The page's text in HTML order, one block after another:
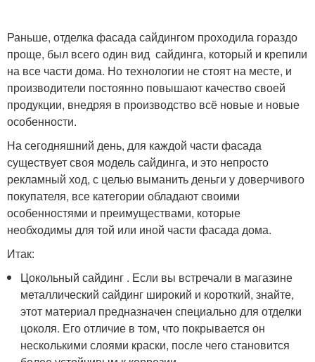
Раньше, отделка фасада сайдингом проходила гораздо
проще, был всего один вид сайдинга, который и крепили
на все части дома. Но технологии не стоят на месте, и
производители постоянно повышают качество своей
продукции, внедряя в производство всё новые и новые
особенности.
На сегодняшний день, для каждой части фасада
существует своя модель сайдинга, и это непросто
рекламный ход, с целью выманить деньги у доверчивого
покупателя, все категории обладают своими
особенностями и преимуществами, которые
необходимы для той или иной части фасада дома.
Итак:
Цокольный сайдинг . Если вы встречали в магазине
металлический сайдинг широкий и короткий, знайте,
этот материал предназначен специально для отделки
цоколя. Его отличие в том, что покрывается он
несколькими слоями краски, после чего становится